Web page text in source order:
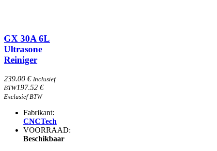
GX 30A 6L
Ultrasone
Reiniger
239.00 € Inclusief
BTW197.52 €
Exclusief BTW
Fabrikant:
CNCTech
VOORRAAD:
Beschikbaar